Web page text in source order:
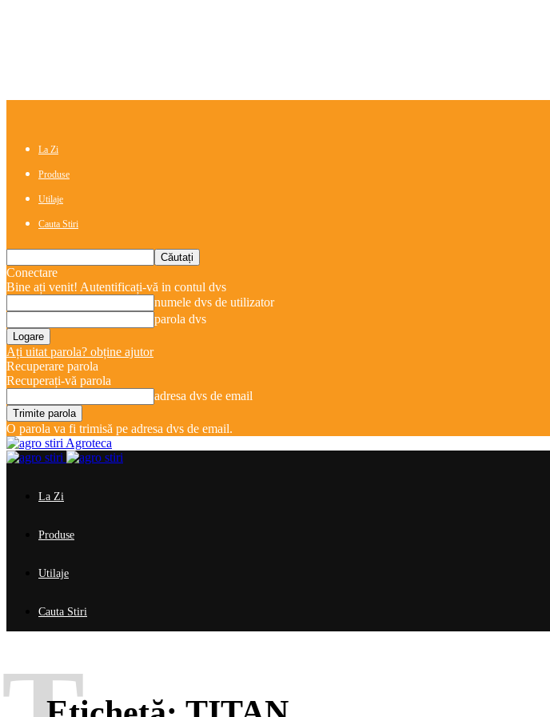
La Zi
Produse
Utilaje
Cauta Stiri
Conectare
Bine ați venit! Autentificați-vă in contul dvs
numele dvs de utilizator
parola dvs
Ați uitat parola? obține ajutor
Recuperare parola
Recuperați-vă parola
adresa dvs de email
O parola va fi trimisă pe adresa dvs de email.
Agroteca
La Zi
Produse
Utilaje
Cauta Stiri